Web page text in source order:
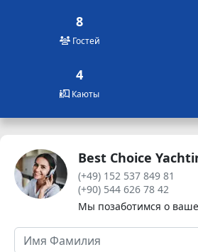
8
Гостей
4
Каюты
Best Choice
(+49) 152 537 849 81
(+90) 544 626 78 42
Мы позаботимся о